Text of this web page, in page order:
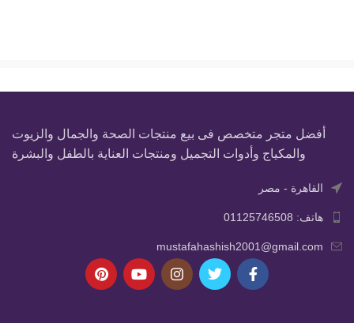
أفضل متجر متخصص فى بيع منتجات الصحة والجمال والزيوت
والمكياج وأدوات التجميل ومنتجات العناية بالطفل والبشرة
القاهرة - مصر
هاتف: 01125746508
mustafahashish2001@gmail.com